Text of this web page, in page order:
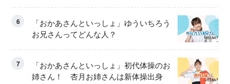
6
「おかあさんといっしょ」ゆういちろう
お兄さんってどんな人？
7
「おかあさんといっしょ」初代体操のお
姉さん！ 杏月お姉さんは新体操出身